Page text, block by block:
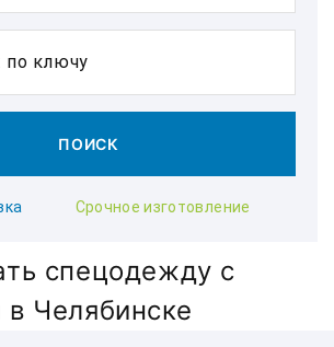
по ключу
ПОИСК
Срочное изготовление
спецодежду с
в Челябинске